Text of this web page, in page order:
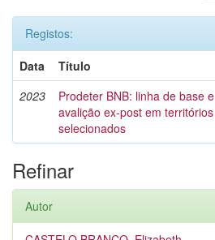
Registos:
Data
Título
2023
Prodeter BNB: linha de base e
avalição ex-post em territórios
selecionados
Refinar
Autor